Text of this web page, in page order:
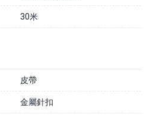
30米
皮帶
金屬針扣